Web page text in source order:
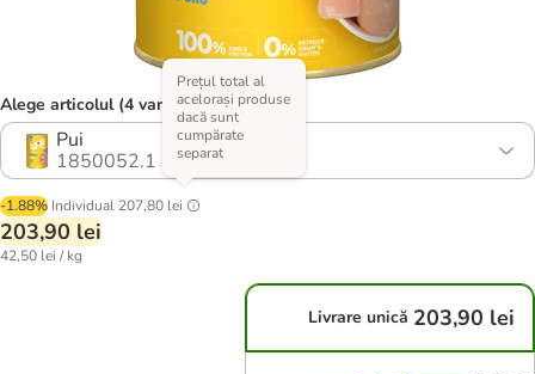
Alege articolul (4 variante)
Pui
1850052.1
-1.88% Individual 207,80 lei
Prețul total al
acelorași produse
dacă sunt
cumpărate
separat
203,90 lei
42,50 lei / kg
Livrare unică 203,90 lei